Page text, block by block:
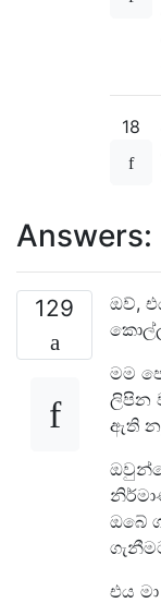
18
Answers:
129
ඔව්,
මම
ලිපින
ඇති
ඔබේ
එය